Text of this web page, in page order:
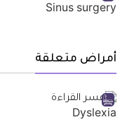
أمراض متعلقة